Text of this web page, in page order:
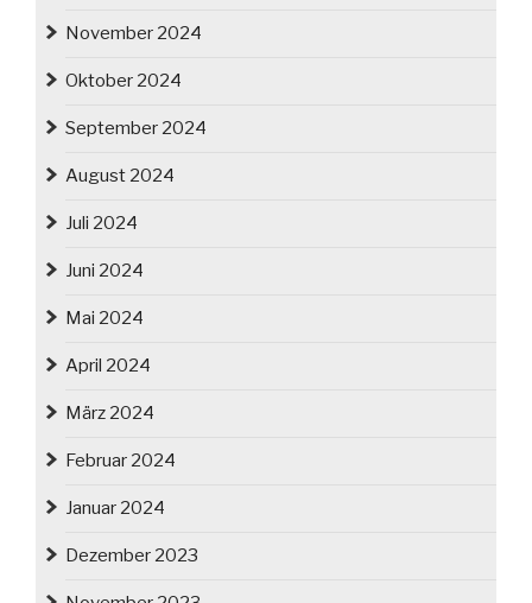
November 2024
Oktober 2024
September 2024
August 2024
Juli 2024
Juni 2024
Mai 2024
April 2024
März 2024
Februar 2024
Januar 2024
Dezember 2023